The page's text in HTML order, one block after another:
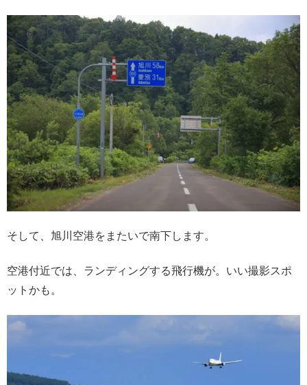
そして、旭川空港をまたいで南下します。
空港付近では、ランディングする飛行機が。いい撮影スポ
ットかも。